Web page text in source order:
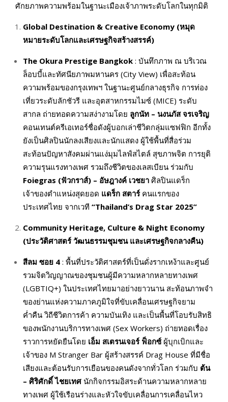
ศักยภาพความพร้อมในฐานะเมืองเจ้าภาพระดับโลกในทุกมิติ
Global Destination & Creative Economy (หมุด
หมายระดับโลกและเศรษฐกิจสร้างสรรค์)
The Okura Prestige Bangkok : บันทึกภาพ ณ บริเวณ
ล็อบบี้และทัศนียภาพมหานคร (City View) เพื่อสะท้อน
ความพร้อมของกรุงเทพฯ ในฐานะศูนย์กลางธุรกิจ การท่อง
เที่ยวระดับลักชัวรี และอุตสาหกรรมไมซ์ (MICE) ระดับ
สากล ถ่ายทอดความสง่างามโดย ลูกนัท – นงนภัส จรเจริญ
คอนเทนต์ครีเอเทอร์ชื่อดังผู้บอกเล่าชีวิตกลุ่มแซฟฟิก อีกทั้ง
ยังเป็นศิลปินนักลงเสียงและนักแสดง ผู้ใช้พื้นที่สื่อร่วม
สะท้อนปัญหาสังคมผ่านแง่มุมไลฟ์สไตล์ สุขภาพจิต การยุติ
ความรุนแรงทางเพศ รวมถึงชีวิตของเลสเบียน ร่วมกับ
Foiegras (ฟัวกราส์) – อัษฎางค์ เวชยา ศิลปินแดร็ก
เจ้าของตำแหน่งสุดยอด แดร็ก สตาร์คนแรกของ
ประเทศไทย จากเวที “Thailand’s Drag Star 2025”
Community Heritage, Culture & Night Economy
(ประวัติศาสตร์ วัฒนธรรมชุมชน และเศรษฐกิจกลางคืน)
สีลม ซอย 4 : พื้นที่ประวัติศาสตร์ที่เป็นดั่งรากเหง้าและศูนย์
รวมจิตวิญญาณของชุมชนผู้มีความหลากหลายทางเพศ
(LGBTIQ+) ในประเทศไทยมาอย่างยาวนาน สะท้อนภาพจำ
ของย่านแห่งความภาคภูมิใจที่ขับเคลื่อนเศรษฐกิจยาม
ค่ำคืน วิถีชีวิตการค้า ความบันเทิง และเป็นพื้นที่โอบรับสิทธิ
ของพนักงานบริการทางเพศ (Sex Workers) ถ่ายทอดเรื่อง
ราวการหยัดยืนโดย เอ็ม สเตรนเจอร์ ฟ็อกซ์ผู้บุกเบิกและ
เจ้าของ M Stranger Bar ผู้สร้างสรรค์ Drag House ที่มีชื่อ
เสียงและต้อนรับการเยือนของคนดังจากทั่วโลก ร่วมกับ ต้น
– ศิริศักดิ์ ไชยเทศ นักกิจกรรมอิสระด้านความหลากหลาย
ทางเพศ ผู้ใช้เรือนร่างและหัวใจขับเคลื่อนการเคลื่อนไหว